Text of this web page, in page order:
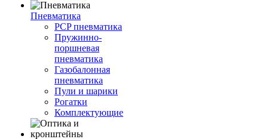
Пневматика
PCP пневматика
Пружинно-
поршневая
пневматика
Газобалонная
пневматика
Пули и шарики
Рогатки
Комплектующие